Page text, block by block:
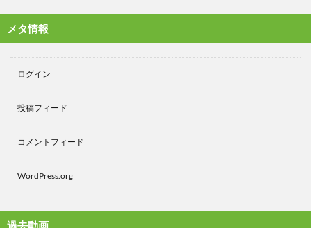
メタ情報
ログイン
投稿フィード
コメントフィード
WordPress.org
過去動画